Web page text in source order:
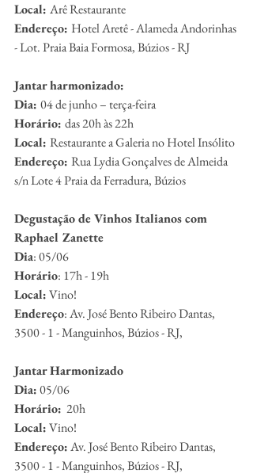
Local: Arê Restaurante
Endereço: Hotel Aretê - Alameda Andorinhas
- Lot. Praia Baia Formosa, Búzios - RJ
Jantar harmonizado:
Dia: 04 de junho – terça-feira
Horário: das 20h às 22h
Local: Restaurante a Galeria no Hotel Insólito
Endereço: Rua Lydia Gonçalves de Almeida
s/n Lote 4 Praia da Ferradura, Búzios
Degustação de Vinhos Italianos com
Raphael Zanette
Dia: 05/06
Horário: 17h - 19h
Local: Vino!
Endereço: Av. José Bento Ribeiro Dantas,
3500 - 1 - Manguinhos, Búzios - RJ,
Jantar Harmonizado
Dia: 05/06
Horário: 20h
Local: Vino!
Endereço: Av. José Bento Ribeiro Dantas,
3500 - 1 - Manguinhos, Búzios - RJ,